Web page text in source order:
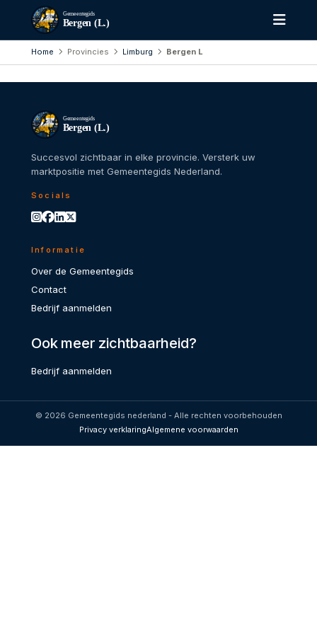
Gemeentegids
Bergen (L.)
Home Provincies Limburg Bergen L
Gemeentegids
Bergen (L.)
Succesvol zichtbaar in elke provincie. Versterk uw
marktpositie met Gemeentegids Nederland.
Socials
Informatie
Over de Gemeentegids
Contact
Bedrijf aanmelden
Ook meer zichtbaarheid?
Bedrijf aanmelden
© 2026 Gemeentegids nederland - Alle rechten voorbehouden
Privacy verklaringAlgemene voorwaarden